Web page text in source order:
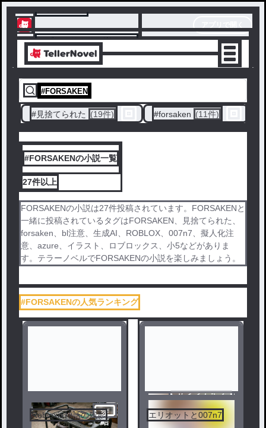
テラーノベル
アプリでサクサク楽しめる
#FORSAKEN
#見捨てられた (19件) #forsaken (11件)
#FORSAKENの小説一覧
27件以上
FORSAKENの小説は27件投稿されています。FORSAKENと
一緒に投稿されているタグはFORSAKEN、見捨てられた、
forsaken、bl注意、生成AI、ROBLOX、007n7、擬人化注
意、azure、イラスト、ロブロックス、小5などがありま
す。テラーノベルでFORSAKENの小説を楽しみましょう。
#FORSAKENの人気ランキング
完
結
Robloxia神話の残影
センシティブ
エリオットと007n7